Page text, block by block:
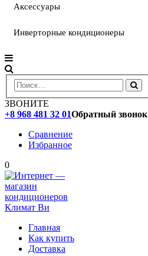
Аксессуары
Инверторные кондиционеры
ЗВОНИТЕ
+8 968 481 32 01Обратный звонок
Сравнение
Избранное
0
Главная
Как купить
Доставка